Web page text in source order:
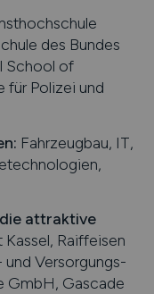
des Bundes
School of
für Polizei und
: Fahrzeugbau, IT,
attraktive
Kassel, Raiffeisen
und Versorgungs-
GmbH, Gascade